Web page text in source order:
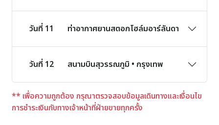
วันที่ 11 ท่าอากาศยานสตอกโฮล์มอาร์ลันดา
วันที่ 12 สนามบินสุวรรณภูมิ • กรุงเทพ
** เพื่อความถูกต้อง กรุณาตรวจสอบข้อมูลเดินทางและเงื่อนไข
การชำระเงินกับทางเจ้าหน้าที่ฝ่ายขายทุกครั้ง